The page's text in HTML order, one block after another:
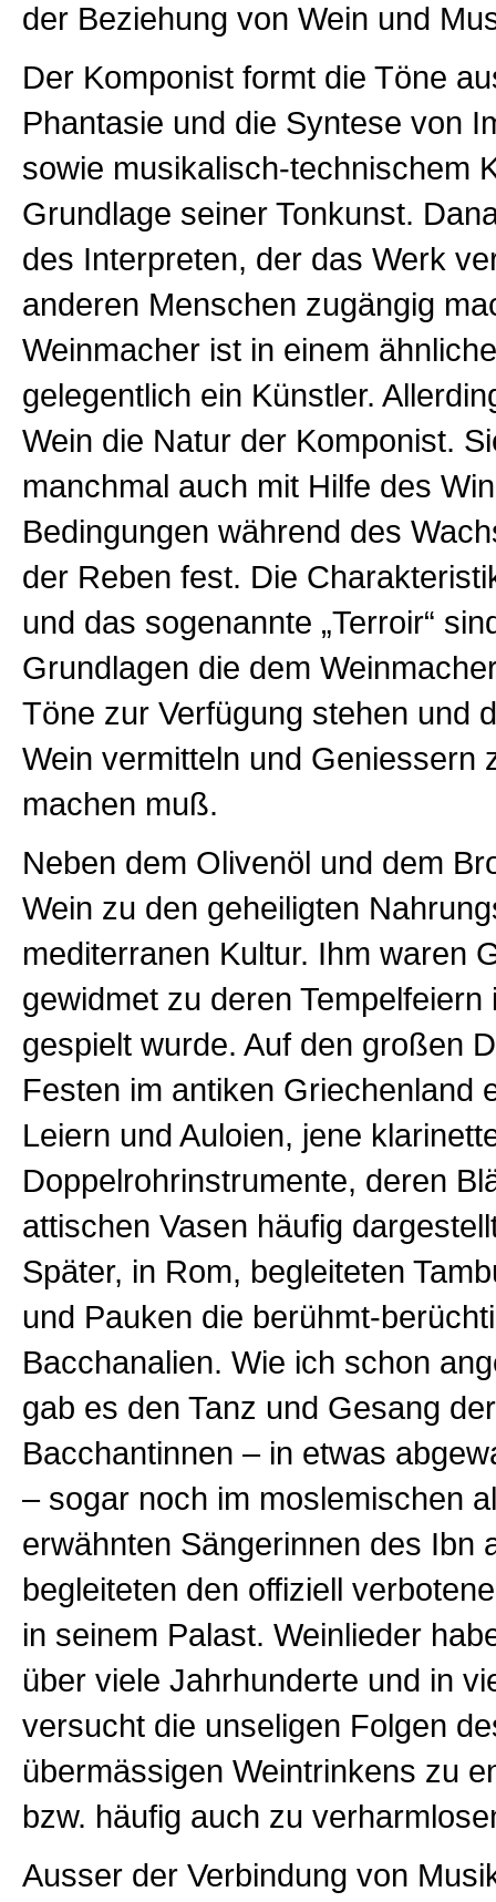
der Beziehung von Wein und
Der Komponist formt die Töne
Phantasie und die Syntese von
sowie musikalisch-technischem
Grundlage seiner Tonkunst.
des Interpreten, der das Werk
anderen Menschen zugängig
Weinmacher ist in einem
gelegentlich ein Künstler.
Wein die Natur der Komponist.
manchmal auch mit Hilfe des
Bedingungen während des
der Reben fest. Die
und das sogenannte „Terroir“
Grundlagen die dem
Töne zur Verfügung stehen und
Wein vermitteln und Geniessern
machen muß.
Neben dem Olivenöl und dem
Wein zu den geheiligten
mediterranen Kultur. Ihm waren
gewidmet zu deren Tempelfeiern
gespielt wurde. Auf den großen
Festen im antiken Griechenland
Leiern und Auloien, jene
Doppelrohrinstrumente, deren
attischen Vasen häufig
Später, in Rom, begleiteten
und Pauken die berühmt-
Bacchanalien. Wie ich schon
gab es den Tanz und Gesang der
Bacchantinnen – in etwas
– sogar noch im moslemischen
erwähnten Sängerinnen des Ibn
begleiteten den offiziell
in seinem Palast. Weinlieder
über viele Jahrhunderte und in
versucht die unseligen Folgen
übermässigen Weintrinkens zu
bzw. häufig auch zu
Ausser der Verbindung von